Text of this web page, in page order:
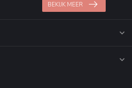
BEKIJK MEER